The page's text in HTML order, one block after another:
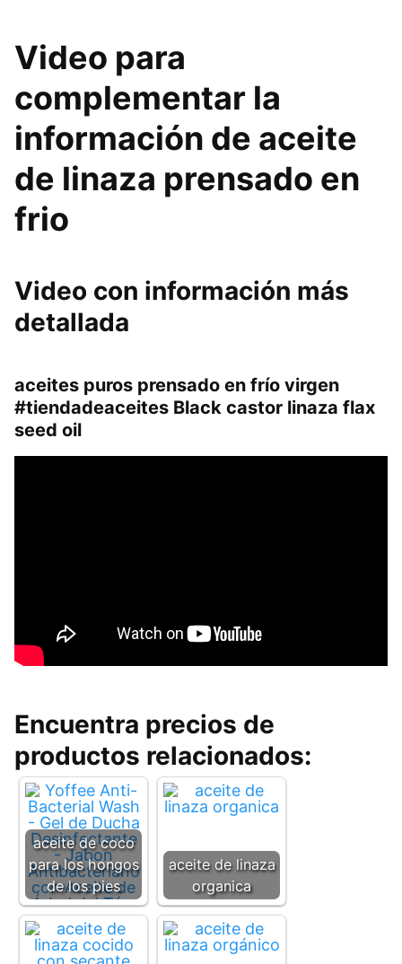
Video para
complementar la
información de aceite
de linaza prensado en
frio
Video con información más
detallada
aceites puros prensado en frío virgen
#tiendadeaceites Black castor linaza flax
seed oil
Encuentra precios de
productos relacionados:
aceite de coco
para los hongos
de los pies
aceite de linaza
organica